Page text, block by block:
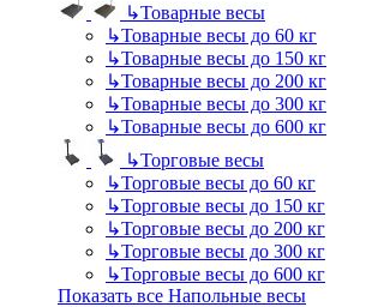
↳Товарные весы
↳Товарные весы до 60 кг
↳Товарные весы до 150 кг
↳Товарные весы до 200 кг
↳Товарные весы до 300 кг
↳Товарные весы до 600 кг
↳Торговые весы
↳Торговые весы до 60 кг
↳Торговые весы до 150 кг
↳Торговые весы до 200 кг
↳Торговые весы до 300 кг
↳Торговые весы до 600 кг
Показать все Напольные весы